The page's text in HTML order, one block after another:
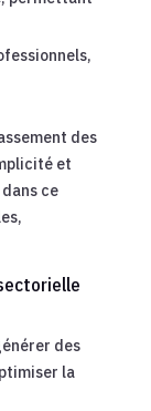
des
et
ce
des
la